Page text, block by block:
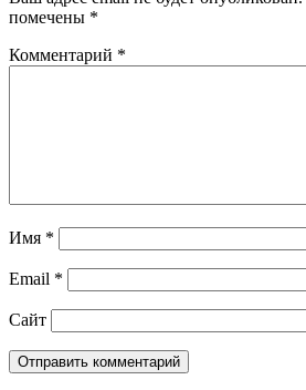
помечены *
Комментарий *
Имя *
Email *
Сайт